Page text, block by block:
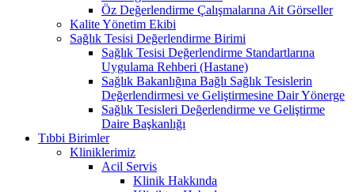
Öz Değerlendirme Çalışmalarına Ait Görseller
Kalite Yönetim Ekibi
Sağlık Tesisi Değerlendirme Birimi
Sağlık Tesisi Değerlendirme Standartlarına
Uygulama Rehberi (Hastane)
Sağlık Bakanlığına Bağlı Sağlık Tesislerin
Değerlendirmesi ve Geliştirmesine Dair Yönerge
Sağlık Tesisleri Değerlendirme ve Geliştirme
Daire Başkanlığı
Tıbbi Birimler
Kliniklerimiz
Acil Servis
Klinik Hakkında